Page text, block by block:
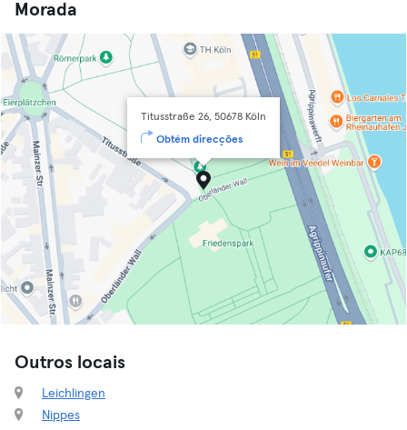
Morada
Titusstraße 26, 50678 Köln
Obtém direcções
Outros locais
Leichlingen
Nippes